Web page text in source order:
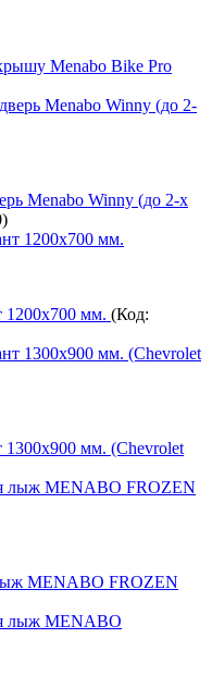
Menabo Bike Pro
Menabo Winny (до 2-х
)
1200х700 мм. (Код:
мм. (Chevrolet
MENABO FROZEN